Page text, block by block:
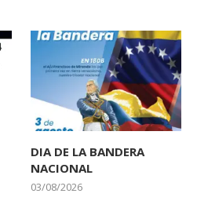
DIA DE LA BANDERA
NACIONAL
03/08/2026